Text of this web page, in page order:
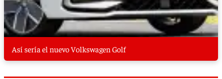
Así sería el nuevo Volkswagen Golf